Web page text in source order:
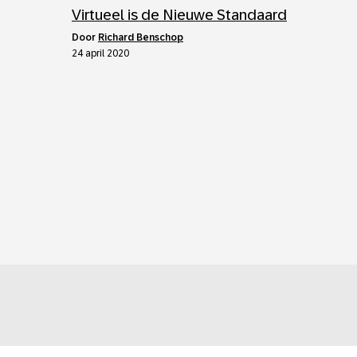
Virtueel is de Nieuwe Standaard
door Richard Benschop
24 april 2020